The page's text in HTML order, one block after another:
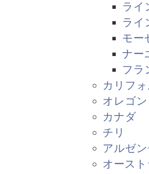
ライ
ライ
モー
ナー
フラ
カリフ
オレゴ
カナダ
チリ
アルゼ
オース